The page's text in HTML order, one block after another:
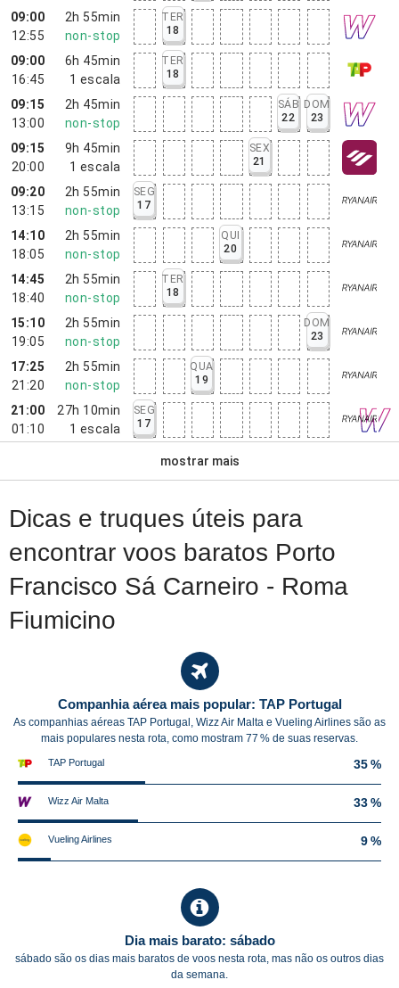
09:00
12:55
2h 55min
non-stop
TER
18
09:00
16:45
6h 45min
1 escala
TER
18
09:15
13:00
2h 45min
non-stop
SÁB
22
DOM
23
09:15
20:00
9h 45min
1 escala
SEX
21
09:20
13:15
2h 55min
non-stop
SEG
17
14:10
18:05
2h 55min
non-stop
QUI
20
14:45
18:40
2h 55min
non-stop
TER
18
15:10
19:05
2h 55min
non-stop
DOM
23
17:25
21:20
2h 55min
non-stop
QUA
19
21:00
01:10
27h 10min
1 escala
SEG
17
mostrar mais
Dicas e truques úteis para
encontrar voos baratos Porto
Francisco Sá Carneiro - Roma
Fiumicino
Companhia aérea mais popular: TAP Portugal
As companhias aéreas TAP Portugal, Wizz Air Malta e Vueling Airlines são as
mais populares nesta rota, como mostram 77 % de suas reservas.
TAP Portugal 35 %
Wizz Air Malta 33 %
Vueling Airlines 9 %
Dia mais barato: sábado
sábado são os dias mais baratos de voos nesta rota, mas não os outros dias
da semana.